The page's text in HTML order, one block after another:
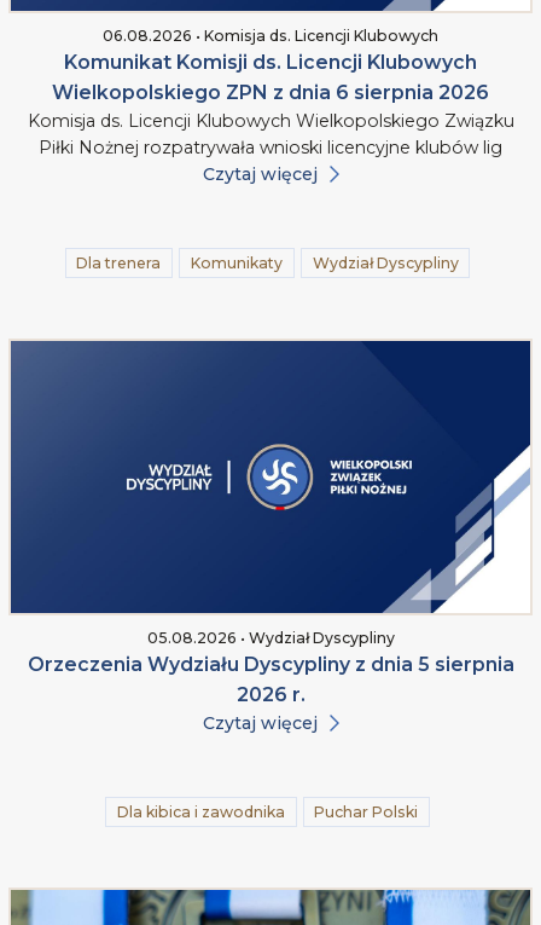
06.08.2026 • Komisja ds. Licencji Klubowych
Komunikat Komisji ds. Licencji Klubowych
Wielkopolskiego ZPN z dnia 6 sierpnia 2026
Komisja ds. Licencji Klubowych Wielkopolskiego Związku
Piłki Nożnej rozpatrywała wnioski licencyjne klubów lig
Czytaj więcej
Dla trenera Komunikaty Wydział Dyscypliny
05.08.2026 • Wydział Dyscypliny
Orzeczenia Wydziału Dyscypliny z dnia 5 sierpnia
2026 r.
Czytaj więcej
Dla kibica i zawodnika Puchar Polski